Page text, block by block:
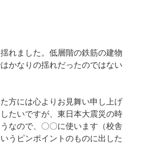
れました。低層階の鉄筋の建物
かなりの揺れだったのではない
方には心よりお見舞い申し上げ
たいですが、東日本大震災の時
なので、〇〇に使います（校舎
うピンポイントのものに出した